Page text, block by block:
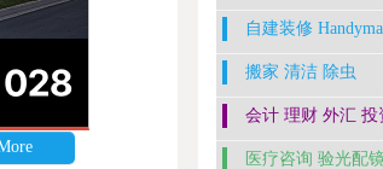
自建装修
搬家 清洁 除虫
会计 理财 外汇 投
医疗咨询 验光配